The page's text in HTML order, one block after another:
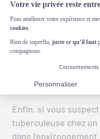
Il est également
canin d’avoir un
qu’il puisse résister
Une alimentation
peuvent aider à
immunitaire.
Enfin, si vous
tuberculeuse chez
dans